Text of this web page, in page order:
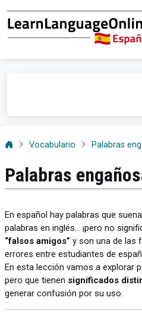
Vocabulario Palabras
Palabras
En español hay palabras que
palabras en inglés… ¡pero no
“falsos amigos” y son una de las
errores entre estudiantes de
En esta lección vamos a explorar
pero que tienen significados
generar confusión por su uso.